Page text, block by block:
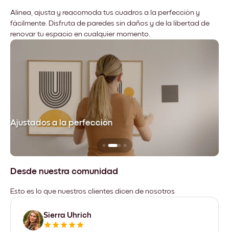
Alinea, ajusta y reacomoda tus cuadros a la perfección y
fácilmente. Disfruta de paredes sin daños y de la libertad de
renovar tu espacio en cualquier momento.
Ajustados a la perfección
Desde nuestra comunidad
Esto es lo que nuestros clientes dicen de nosotros
Sierra Uhrich